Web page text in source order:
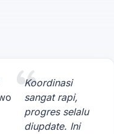
Koordinasi
sangat rapi,
progres selalu
diupdate. Ini